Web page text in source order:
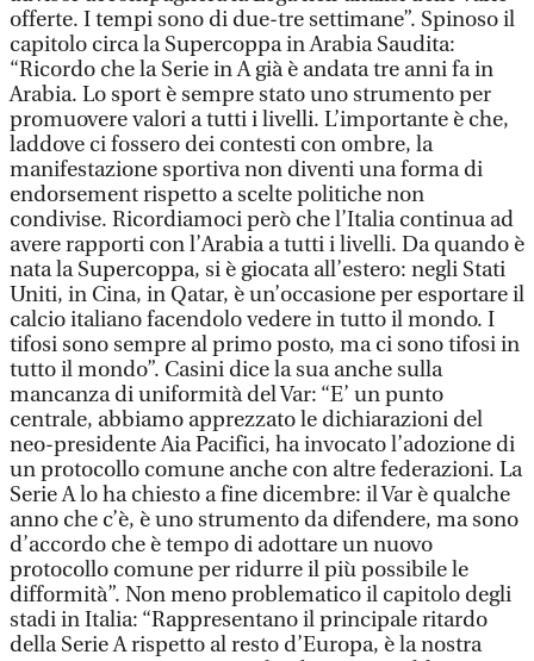
offerte. I tempi sono di due-tre settimane”. Spinoso il
capitolo circa la Supercoppa in Arabia Saudita:
“Ricordo che la Serie in A già è andata tre anni fa in
Arabia. Lo sport è sempre stato uno strumento per
promuovere valori a tutti i livelli. L’importante è che,
laddove ci fossero dei contesti con ombre, la
manifestazione sportiva non diventi una forma di
endorsement rispetto a scelte politiche non
condivise. Ricordiamoci però che l’Italia continua ad
avere rapporti con l’Arabia a tutti i livelli. Da quando è
nata la Supercoppa, si è giocata all’estero: negli Stati
Uniti, in Cina, in Qatar, è un’occasione per esportare il
calcio italiano facendolo vedere in tutto il mondo. I
tifosi sono sempre al primo posto, ma ci sono tifosi in
tutto il mondo”. Casini dice la sua anche sulla
mancanza di uniformità del Var: “E’ un punto
centrale, abbiamo apprezzato le dichiarazioni del
neo-presidente Aia Pacifici, ha invocato l’adozione di
un protocollo comune anche con altre federazioni. La
Serie A lo ha chiesto a fine dicembre: il Var è qualche
anno che c’è, è uno strumento da difendere, ma sono
d’accordo che è tempo di adottare un nuovo
protocollo comune per ridurre il più possibile le
difformità”. Non meno problematico il capitolo degli
stadi in Italia: “Rappresentano il principale ritardo
della Serie A rispetto al resto d’Europa, è la nostra